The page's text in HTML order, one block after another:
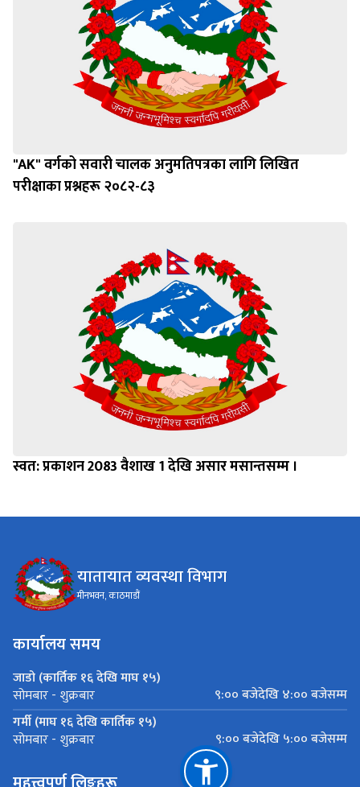
"AK" वर्गको सवारी चालक अनुमतिपत्रका लागि लिखित
परीक्षाका प्रश्नहरू २०८२-८३
स्वत: प्रकाशन 2083 वैशाख 1 देखि असार मसान्तसम्म ।
यातायात व्यवस्था विभाग
मीनभवन, काठमाडौं
कार्यालय समय
जाडो (कार्तिक १६ देखि माघ १५)
सोमबार - शुक्रबार
९:०० बजेदेखि ४:०० बजेसम्म
गर्मी (माघ १६ देखि कार्तिक १५)
सोमबार - शुक्रबार ९:०० बजेदेखि ५:०० बजेसम्म